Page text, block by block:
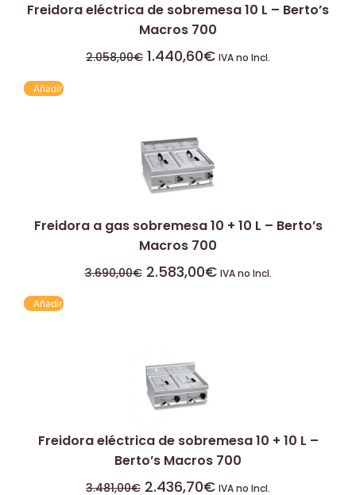
Freidora eléctrica de sobremesa 10 L – Berto’s
Macros 700
2.058,00€ 1.440,60€ IVA no Incl.
Añadir
Freidora a gas sobremesa 10 + 10 L – Berto’s
Macros 700
3.690,00€ 2.583,00€ IVA no Incl.
Añadir
Freidora eléctrica de sobremesa 10 + 10 L –
Berto’s Macros 700
3.481,00€ 2.436,70€ IVA no Incl.